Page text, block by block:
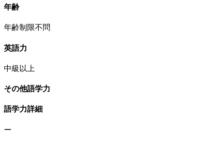
年齢
年齢制限不問
英語力
中級以上
その他語学力
語学力詳細
ー